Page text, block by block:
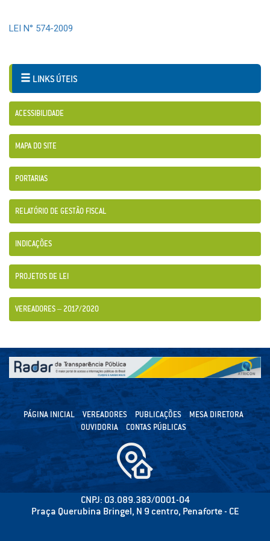
LEI N° 574-2009
LINKS ÚTEIS
ACESSIBILIDADE
MAPA DO SITE
PORTARIAS
RELATÓRIO DE GESTÃO FISCAL
INDICAÇÕES
PROJETOS DE LEI
VEREADORES – 2017/2020
PÁGINA INICIAL VEREADORES PUBLICAÇÕES
MESA DIRETORA
OUVIDORIA
CONTAS PÚBLICAS
CNPJ: 03.089.383/0001-04
Praça Querubina Bringel, N 9 centro, Penaforte - CE